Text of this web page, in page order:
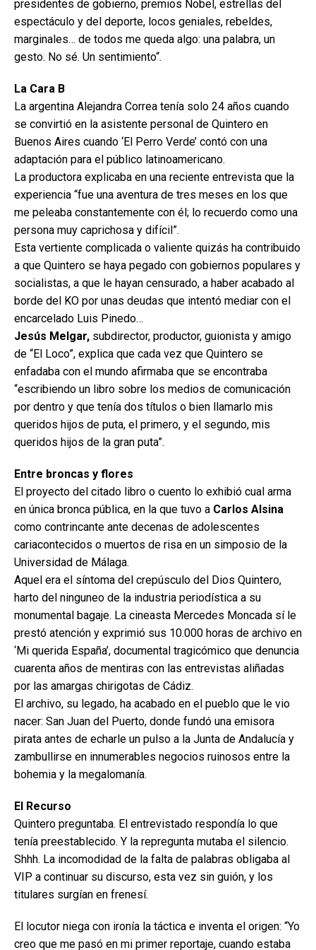
presidentes de gobierno, premios Nobel, estrellas del
espectáculo y del deporte, locos geniales, rebeldes,
marginales… de todos me queda algo: una palabra, un
gesto. No sé. Un sentimiento“.
La Cara B
La argentina Alejandra Correa tenía solo 24 años cuando
se convirtió en la asistente personal de Quintero en
Buenos Aires cuando ‘El Perro Verde’ contó con una
adaptación para el público latinoamericano.
La productora explicaba en una reciente entrevista que la
experiencia “fue una aventura de tres meses en los que
me peleaba constantemente con él; lo recuerdo como una
persona muy caprichosa y difícil”.
Esta vertiente complicada o valiente quizás ha contribuido
a que Quintero se haya pegado con gobiernos populares y
socialistas, a que le hayan censurado, a haber acabado al
borde del KO por unas deudas que intentó mediar con el
encarcelado Luis Pinedo…
Jesús Melgar, subdirector, productor, guionista y amigo
de “El Loco”, explica que cada vez que Quintero se
enfadaba con el mundo afirmaba que se encontraba
“escribiendo un libro sobre los medios de comunicación
por dentro y que tenía dos títulos o bien llamarlo mis
queridos hijos de puta, el primero, y el segundo, mis
queridos hijos de la gran puta”.
Entre broncas y flores
El proyecto del citado libro o cuento lo exhibió cual arma
en única bronca pública, en la que tuvo a Carlos Alsina
como contrincante ante decenas de adolescentes
cariacontecidos o muertos de risa en un simposio de la
Universidad de Málaga.
Aquel era el síntoma del crepúsculo del Dios Quintero,
harto del ninguneo de la industria periodística a su
monumental bagaje. La cineasta Mercedes Moncada sí le
prestó atención y exprimió sus 10.000 horas de archivo en
‘Mi querida España’, documental tragicómico que denuncia
cuarenta años de mentiras con las entrevistas aliñadas
por las amargas chirigotas de Cádiz.
El archivo, su legado, ha acabado en el pueblo que le vio
nacer: San Juan del Puerto, donde fundó una emisora
pirata antes de echarle un pulso a la Junta de Andalucía y
zambullirse en innumerables negocios ruinosos entre la
bohemia y la megalomanía.
El Recurso
Quintero preguntaba. El entrevistado respondía lo que
tenía preestablecido. Y la repregunta mutaba el silencio.
Shhh. La incomodidad de la falta de palabras obligaba al
VIP a continuar su discurso, esta vez sin guión, y los
titulares surgían en frenesí.
El locutor niega con ironía la táctica e inventa el origen: “Yo
creo que me pasó en mi primer reportaje, cuando estaba